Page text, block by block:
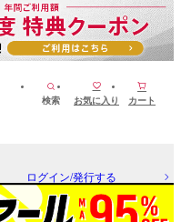
検索 お気に入り カート
ログイン/発行する